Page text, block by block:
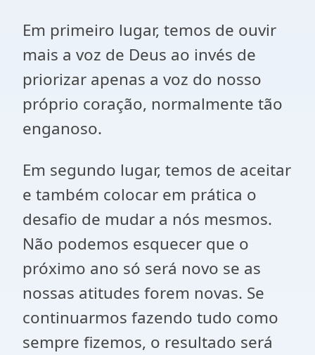
Em primeiro lugar, temos de ouvir
mais a voz de Deus ao invés de
priorizar apenas a voz do nosso
próprio coração, normalmente tão
enganoso.
Em segundo lugar, temos de aceitar
e também colocar em prática o
desafio de mudar a nós mesmos.
Não podemos esquecer que o
próximo ano só será novo se as
nossas atitudes forem novas. Se
continuarmos fazendo tudo como
sempre fizemos, o resultado será